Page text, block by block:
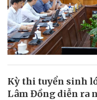
Kỳ thi tuyển sinh
Lâm Đồng diễn ra